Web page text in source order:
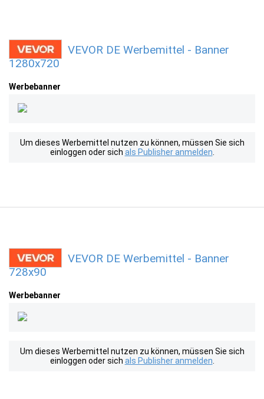
VEVOR DE Werbemittel - Banner
1280x720
Werbebanner
Um dieses Werbemittel nutzen zu können, müssen Sie sich
einloggen oder sich als Publisher anmelden
VEVOR DE Werbemittel - Banner
728x90
Werbebanner
Um dieses Werbemittel nutzen zu können, müssen Sie sich
einloggen oder sich als Publisher anmelden